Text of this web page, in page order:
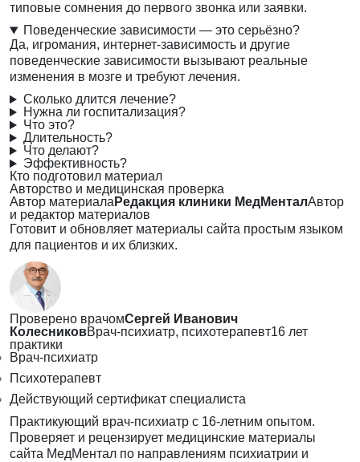
типовые сомнения до первого звонка или заявки.
Поведенческие зависимости — это серьёзно?
Да, игромания, интернет-зависимость и другие
поведенческие зависимости вызывают реальные
изменения в мозге и требуют лечения.
Сколько длится лечение?
Нужна ли госпитализация?
Что это?
Длительность?
Что делают?
Эффективность?
Кто подготовил материал
Авторство и медицинская проверка
Автор материала Редакция клиники МедМенталАвтор
и редактор материалов
Готовит и обновляет материалы сайта простым языком
для пациентов и их близких.
Проверено врачомСергей Иванович
КолесниковВрач-психиатр, психотерапевт16 лет
практики
Врач-психиатр
Психотерапевт
Действующий сертификат специалиста
Практикующий врач-психиатр с 16-летним опытом.
Проверяет и рецензирует медицинские материалы
сайта МедМентал по направлениям психиатрии и